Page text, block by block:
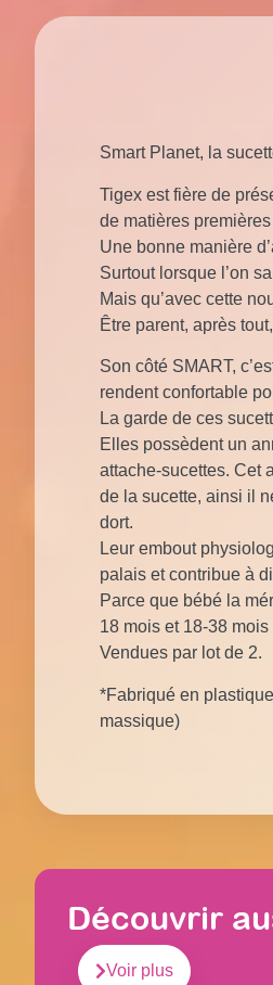
Smart Planet, la
Tigex est fière de
de matières
Une bonne manière
Surtout lorsque l’on
Mais qu’avec cette
Être parent, après
Son côté SMART,
rendent confortable
La garde de ces
Elles possèdent un
attache-sucettes. Cet
de la sucette, ainsi il
dort.
Leur embout
palais et contribue à
Parce que bébé la
18 mois et 18-38 mois
Vendues par lot de 2.
*Fabriqué en
massique)
Découvrir
Voir plus